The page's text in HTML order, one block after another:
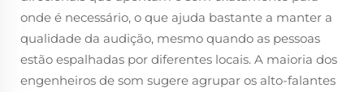
onde é necessário, o que ajuda bastante a manter a
qualidade da audição, mesmo quando as pessoas
estão espalhadas por diferentes locais. A maioria dos
engenheiros de som sugere agrupar os alto-falantes